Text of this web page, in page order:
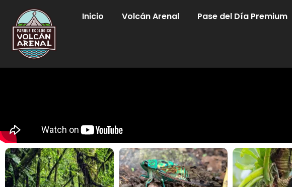
Inicio Volcán Arenal Pase del Día Premium